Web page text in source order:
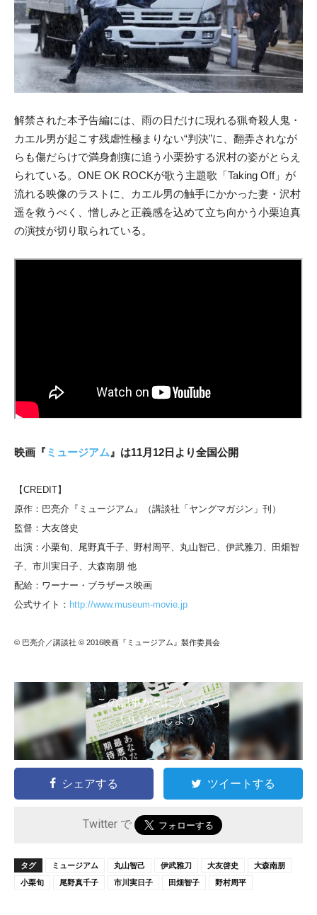
解禁された本予告編には、雨の日だけに現れる猟奇殺人鬼・
カエル男が起こす残虐性極まりない“判決”に、翻弄されなが
らも傷だらけで満身創痍に追う小栗扮する沢村の姿がとらえ
られている。ONE OK ROCKが歌う主題歌「Taking Off」が
流れる映像のラストに、カエル男の触手にかかった妻・沢村
遥を救うべく、憎しみと正義感を込めて立ち向かう小栗迫真
の演技が切り取られている。
映画『 ミュージアム 』は11月12日より全国公開
【CREDIT】
原作：巴亮介『ミュージアム』（講談社「ヤングマガジン」刊）
監督：大友啓史
出演：小栗旬、尾野真千子、野村周平、丸山智己、伊武雅刀、田畑智
子、市川実日子、大森南朋 他
配給：ワーナー・ブラザース映画
公式サイト： http://www.museum-movie.jp
© 巴亮介／講談社 © 2016映画『ミュージアム』製作委員会
この記事が気に入ったら
いいね ! しよう
シェアする ツイートする
Twitter で
タグ ミュージアム 丸山智己 伊武雅刀 大友啓史
大森南朋
小栗旬
尾野真千子 市川実日子 田畑智子 野村周平